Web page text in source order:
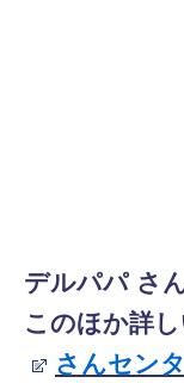
デルパパ さ
このほか詳
さんセン